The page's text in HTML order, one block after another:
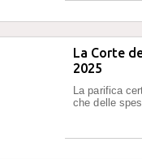
La Corte
2025
La parifica
che delle